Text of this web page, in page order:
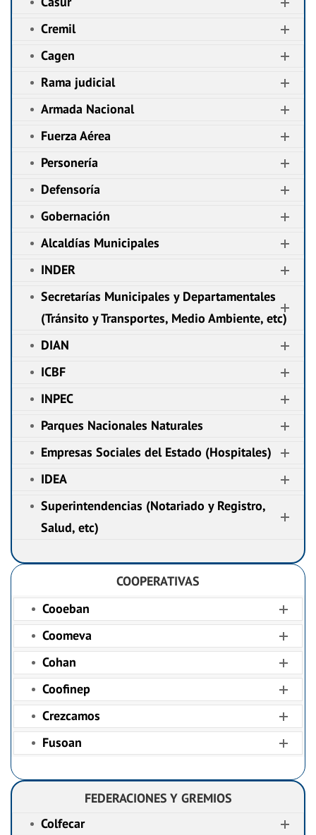
Cremil
Cagen
Rama judicial
Armada Nacional
Fuerza Aérea
Personería
Defensoría
Gobernación
Alcaldías Municipales
INDER
Secretarías Municipales y Departamentales
(Tránsito y Transportes, Medio Ambiente, etc)
DIAN
ICBF
INPEC
Parques Nacionales Naturales
Empresas Sociales del Estado (Hospitales)
IDEA
Superintendencias (Notariado y Registro,
Salud, etc)
COOPERATIVAS
Cooeban
Coomeva
Cohan
Coofinep
Crezcamos
Fusoan
FEDERACIONES Y GREMIOS
Colfecar